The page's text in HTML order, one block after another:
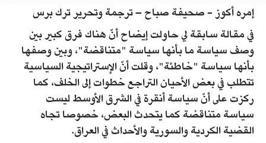
إمره أكوز - صحيفة صباح – ترجمة وتحرير ترك برس
في مقالة سابقة لي حاولت إيضاح أنّ هناك فرق كبير بين
وصف سياسة ما بأنها سياسة "متناقضة"، وبين وصفها
بأنها سياسة "خاطئة"، وقلت أنّ الإستراتيجية السياسية
تتطلب في بعض الأحيان التراجع خطوات إلى الخلف، كما
ركزت على أنّ سياسة أنقرة في الشرق الأوسط ليست
سياسة متناقضة كما يتحدث البعض، خصوصا تجاه
القضية الكردية والسورية والأحداث في العراق.